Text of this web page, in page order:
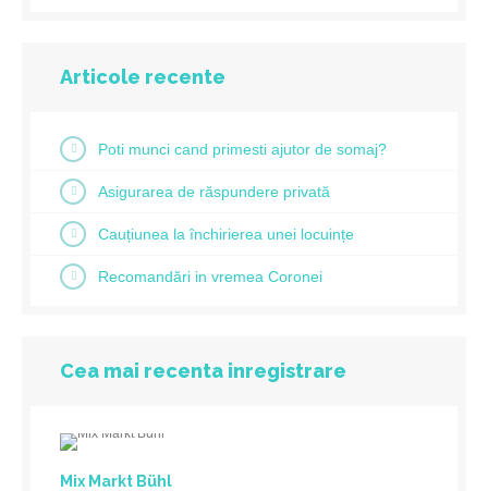
Articole recente
Poti munci cand primesti ajutor de somaj?
Asigurarea de răspundere privată
Cauțiunea la închirierea unei locuințe
Recomandări in vremea Coronei
Cea mai recenta inregistrare
Mix Markt Bühl